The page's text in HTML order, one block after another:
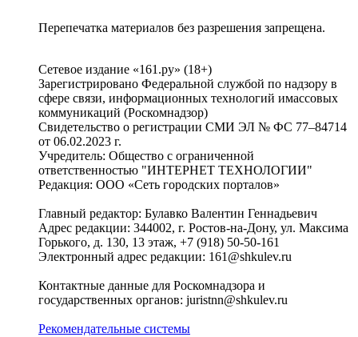
Перепечатка материалов без разрешения запрещена.
Сетевое издание «161.ру» (18+)
Зарегистрировано Федеральной службой по надзору в
сфере связи, информационных технологий имассовых
коммуникаций (Роскомнадзор)
Свидетельство о регистрации СМИ ЭЛ № ФС 77–84714
от 06.02.2023 г.
Учредитель: Общество с ограниченной
ответственностью "ИНТЕРНЕТ ТЕХНОЛОГИИ"
Редакция: ООО «Сеть городских порталов»
Главный редактор: Булавко Валентин Геннадьевич
Адрес редакции: 344002, г. Ростов-на-Дону, ул. Максима
Горького, д. 130, 13 этаж, +7 (918) 50-50-161
Электронный адрес редакции: 161@shkulev.ru
Контактные данные для Роскомнадзора и
государственных органов: juristnn@shkulev.ru
Рекомендательные системы